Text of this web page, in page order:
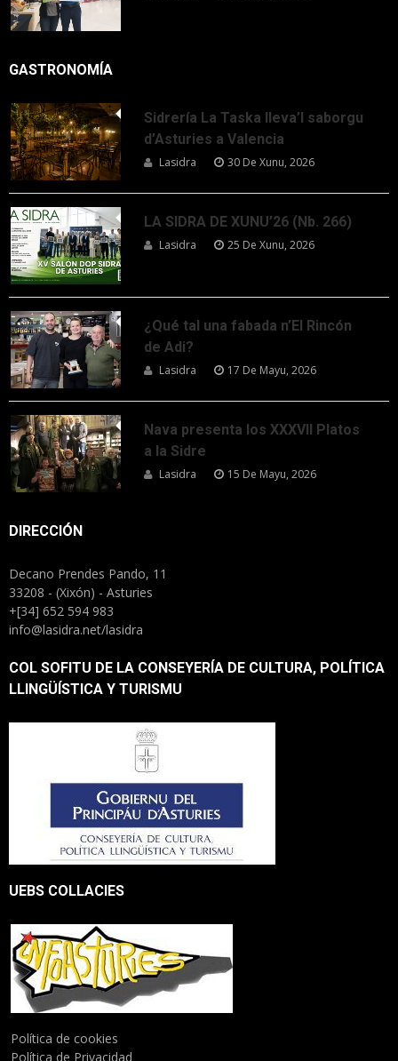
GASTRONOMÍA
Sidrería La Taska lleva’l saborgu
d’Asturies a Valencia
Lasidra 30 De Xunu, 2026
LA SIDRA DE XUNU’26 (Nb. 266)
Lasidra 25 De Xunu, 2026
¿Qué tal una fabada n’El Rincón
de Adi?
Lasidra 17 De Mayu, 2026
Nava presenta los XXXVII Platos
a la Sidre
Lasidra 15 De Mayu, 2026
DIRECCIÓN
Decano Prendes Pando, 11
33208 - (Xixón) - Asturies
+[34] 652 594 983
info@lasidra.net/lasidra
COL SOFITU DE LA CONSEYERÍA DE CULTURA, POLÍTICA
LLINGÜÍSTICA Y TURISMU
UEBS COLLACIES
Política de cookies
Política de Privacidad